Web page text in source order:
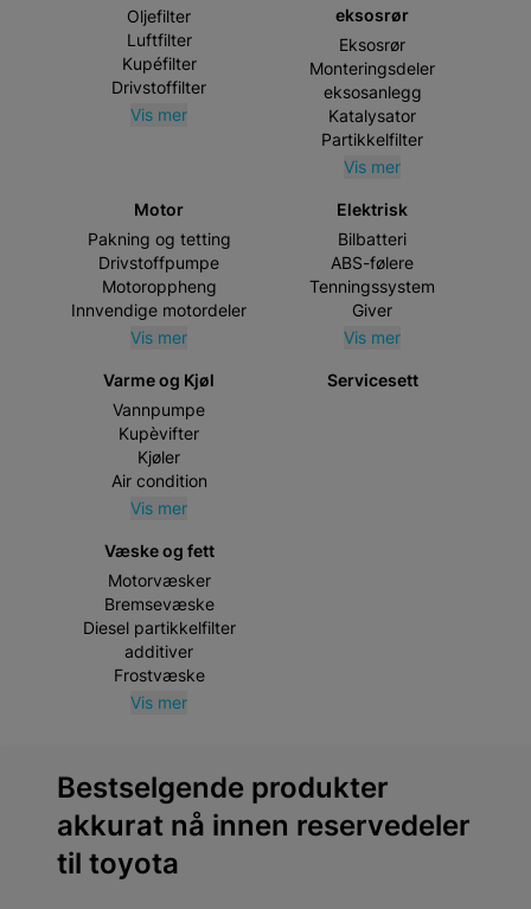
Oljefilter
Luftfilter
Kupéfilter
Drivstoffilter
Vis mer
eksosrør
Eksosrør
Monteringsdeler
eksosanlegg
Katalysator
Partikkelfilter
Vis mer
Motor
Pakning og tetting
Drivstoffpumpe
Motoroppheng
Innvendige motordeler
Vis mer
Elektrisk
Bilbatteri
ABS-følere
Tenningssystem
Giver
Vis mer
Varme og Kjøl
Vannpumpe
Kupèvifter
Kjøler
Air condition
Vis mer
Servicesett
Væske og fett
Motorvæsker
Bremsevæske
Diesel partikkelfilter
additiver
Frostvæske
Vis mer
Bestselgende produkter
akkurat nå innen reservedeler
til toyota